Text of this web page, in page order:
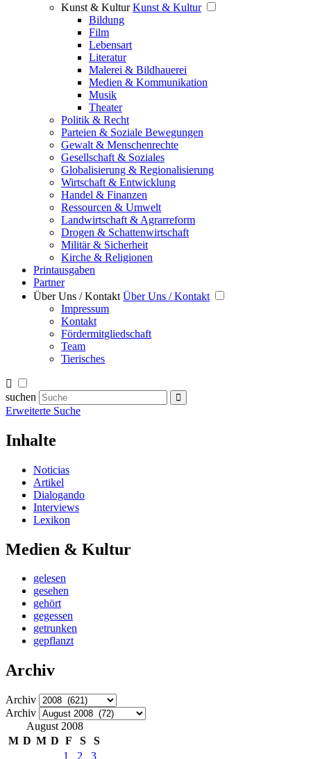
Kunst & Kultur Kunst & Kultur
Bildung
Film
Lebensart
Literatur
Malerei & Bildhauerei
Medien & Kommunikation
Musik
Theater
Politik & Recht
Parteien & Soziale Bewegungen
Gewalt & Menschenrechte
Gesellschaft & Soziales
Globalisierung & Regionalisierung
Wirtschaft & Entwicklung
Handel & Finanzen
Ressourcen & Umwelt
Landwirtschaft & Agrarreform
Drogen & Schattenwirtschaft
Militär & Sicherheit
Kirche & Religionen
Printausgaben
Partner
Über Uns / Kontakt Über Uns / Kontakt
Impressum
Kontakt
Fördermitgliedschaft
Team
Tierisches
suchen
Erweiterte Suche
Inhalte
Noticias
Artikel
Dialogando
Interviews
Lexikon
Medien & Kultur
gelesen
gesehen
gehört
gegessen
getrunken
gepflanzt
Archiv
Archiv
Archiv
August 2008
M D M D F S
S
1
2 3